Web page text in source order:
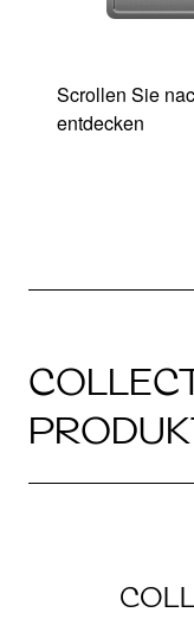
Scrollen Sie
entdecken